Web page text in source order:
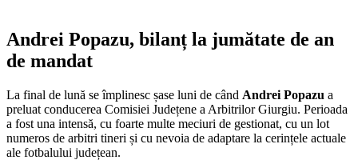
Andrei Popazu, bilanț la jumătate de an
de mandat
La final de lună se împlinesc șase luni de când Andrei Popazu a
preluat conducerea Comisiei Județene a Arbitrilor Giurgiu. Perioada
a fost una intensă, cu foarte multe meciuri de gestionat, cu un lot
numeros de arbitri tineri și cu nevoia de adaptare la cerințele actuale
ale fotbalului județean.